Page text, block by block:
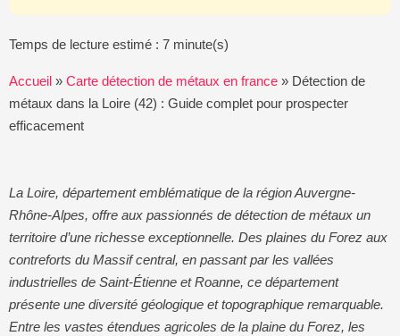
Temps de lecture estimé : 7 minute(s)
Accueil » Carte détection de métaux en france » Détection de
métaux dans la Loire (42) : Guide complet pour prospecter
efficacement
La Loire, département emblématique de la région Auvergne-
Rhône-Alpes, offre aux passionnés de détection de métaux un
territoire d’une richesse exceptionnelle. Des plaines du Forez aux
contreforts du Massif central, en passant par les vallées
industrielles de Saint-Étienne et Roanne, ce département
présente une diversité géologique et topographique remarquable.
Entre les vastes étendues agricoles de la plaine du Forez, les